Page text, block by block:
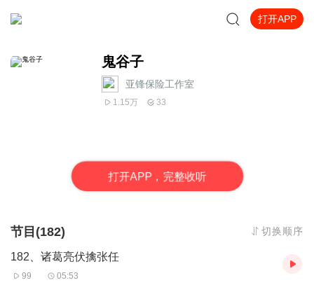
打开APP
鬼谷子
亚锋保险工作室
1.15万 33
打开APP，完整收听
节目(182) 切换顺序
182、诸葛亮伏擒张任
99 05:53